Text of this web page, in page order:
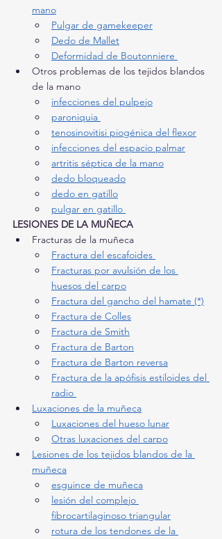
mano
Pulgar de gamekeeper
Dedo de Mallet
Deformidad de Boutonniere
Otros problemas de los tejidos blandos
de la mano
infecciones del pulpejo
paroniquia
tenosinovitisi piogénica del flexor
infecciones del espacio palmar
artritis séptica de la mano
dedo bloqueado
dedo en gatillo
pulgar en gatillo
LESIONES DE LA MUÑECA
Fracturas de la muñeca
Fractura del escafoides
Fracturas por avulsión de los
huesos del carpo
Fractura del gancho del hamate (*)
Fractura de Colles
Fractura de Smith
Fractura de Barton
Fractura de Barton reversa
Fractura de la apófisis estiloides del
radio
Luxaciones de la muñeca
Luxaciones del hueso lunar
Otras luxaciones del carpo
Lesiones de los tejidos blandos de la
muñeca
esguince de muñeca
lesión del complejo
fibrocartilaginoso triangular
rotura de los tendones de la